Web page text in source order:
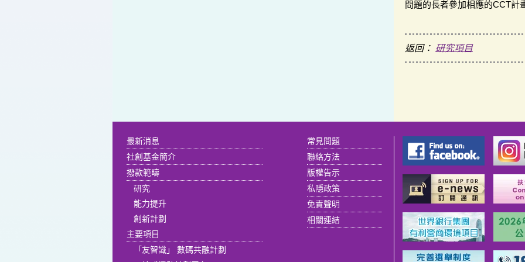
問題的長者參加相應的CCT計
返回： 研究項目
最新消息
社創基金簡介
撥款範疇
研究
能力提升
創新計劃
主要項目
「友智識」 數碼共融計劃
常見問題
聯絡方法
版權告示
私隱政策
免責聲明
相關連結